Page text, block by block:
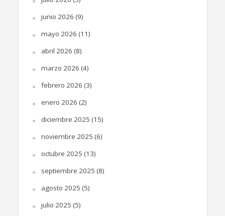
junio 2026 (9)
mayo 2026 (11)
abril 2026 (8)
marzo 2026 (4)
febrero 2026 (3)
enero 2026 (2)
diciembre 2025 (15)
noviembre 2025 (6)
octubre 2025 (13)
septiembre 2025 (8)
agosto 2025 (5)
julio 2025 (5)